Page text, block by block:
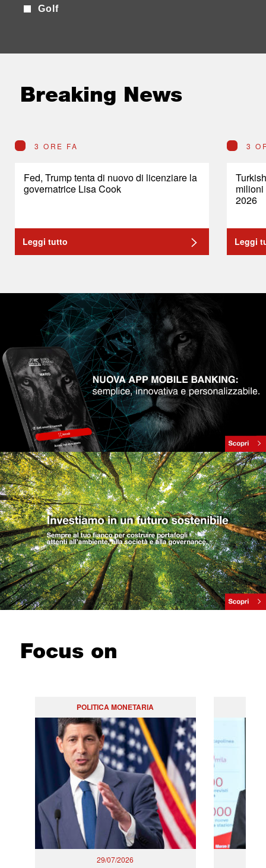
Golf
Breaking News
3 ORE FA
Fed, Trump tenta di nuovo di licenziare la
governatrice Lisa Cook
Leggi tutto
3
2026
Leggi
Focus on
POLITICA MONETARIA
29/07/2026